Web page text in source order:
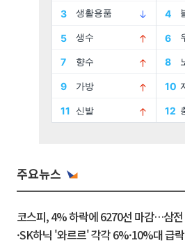
주요뉴스
코스피, 4% 하락에 6270선 마감…삼전
·SK하닉 '와르르' 각각 6%·10%대 급락